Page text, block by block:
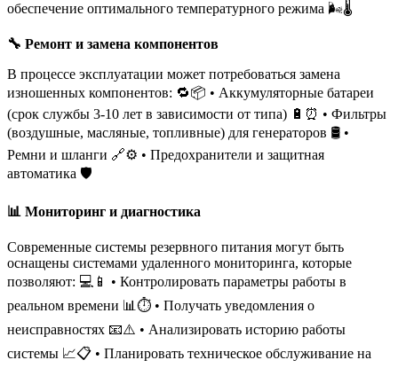
обеспечение оптимального температурного режима 🌬️🌡️
🔧 Ремонт и замена компонентов
В процессе эксплуатации может потребоваться замена
изношенных компонентов: 🔁📦 • Аккумуляторные батареи
(срок службы 3-10 лет в зависимости от типа) 🔋⏰ • Фильтры
(воздушные, масляные, топливные) для генераторов 🛢️ •
Ремни и шланги 🔗⚙️ • Предохранители и защитная
автоматика 🛡️
📊 Мониторинг и диагностика
Современные системы резервного питания могут быть
оснащены системами удаленного мониторинга, которые
позволяют: 💻📱 • Контролировать параметры работы в
реальном времени 📊⏱️ • Получать уведомления о
неисправностях 📧⚠️ • Анализировать историю работы
системы 📈📋 • Планировать техническое обслуживание на